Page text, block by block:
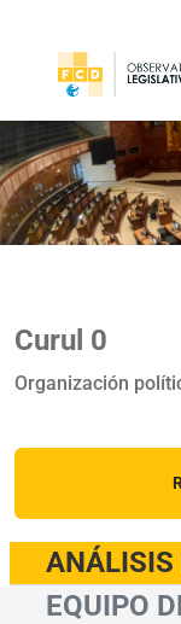
Curul 0
Organización
ANÁLISIS
EQUIPO